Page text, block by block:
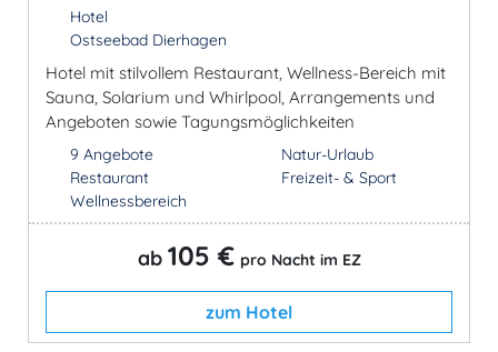
Hotel
Ostseebad Dierhagen
Hotel mit stilvollem Restaurant, Wellness-Bereich mit
Sauna, Solarium und Whirlpool, Arrangements und
Angeboten sowie Tagungsmöglichkeiten
9 Angebote
Restaurant
Wellnessbereich
Natur-Urlaub
Freizeit- & Sport
ab 105 € pro Nacht im EZ
zum Hotel